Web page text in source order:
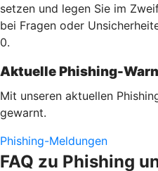
setzen und legen Sie im
bei Fragen oder
0.
Aktuelle Phishing-
Mit unseren aktuellen
gewarnt.
Phishing-Meldungen
FAQ zu Phishing